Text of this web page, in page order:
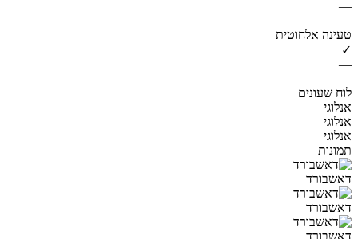
—
—
טעינה אלחוטית
✓
—
—
לוח שעונים
אנלוגי
אנלוגי
אנלוגי
תמונות
דאשבורד
דאשבורד
דאשבורד